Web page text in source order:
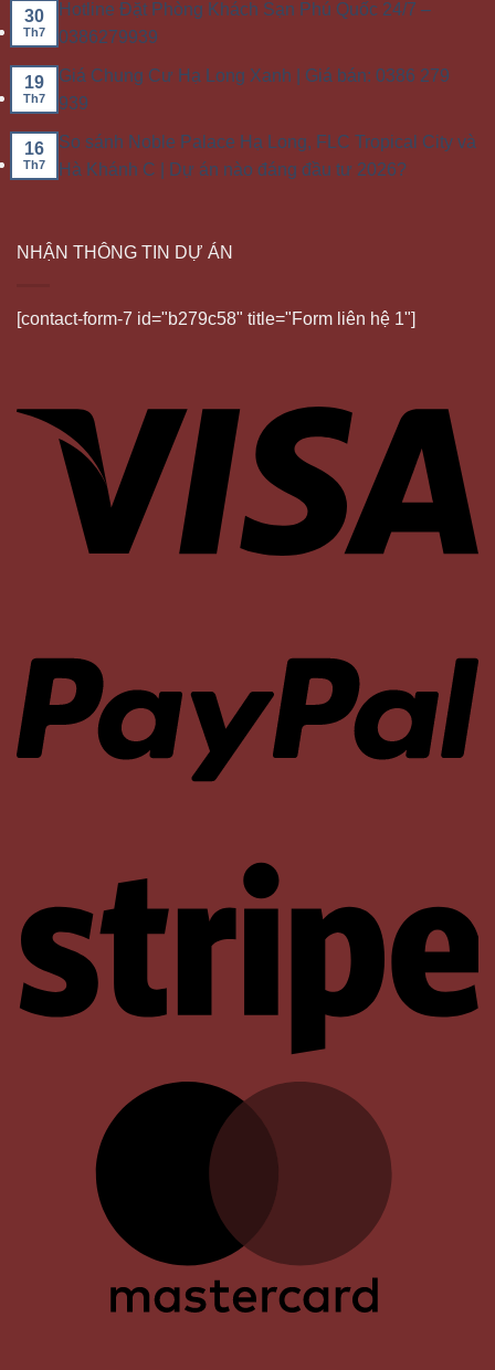
30
Th7
Hotline Đặt Phòng Khách Sạn Phú Quốc 24/7 –
0386279939
19
Th7
Giá Chung Cư Hạ Long Xanh | Giá bán: 0386 279
939
16
Th7
So sánh Noble Palace Hạ Long, FLC Tropical City và
Hà Khánh C | Dự án nào đáng đầu tư 2026?
NHẬN THÔNG TIN DỰ ÁN
[contact-form-7 id="b279c58" title="Form liên hệ 1"]